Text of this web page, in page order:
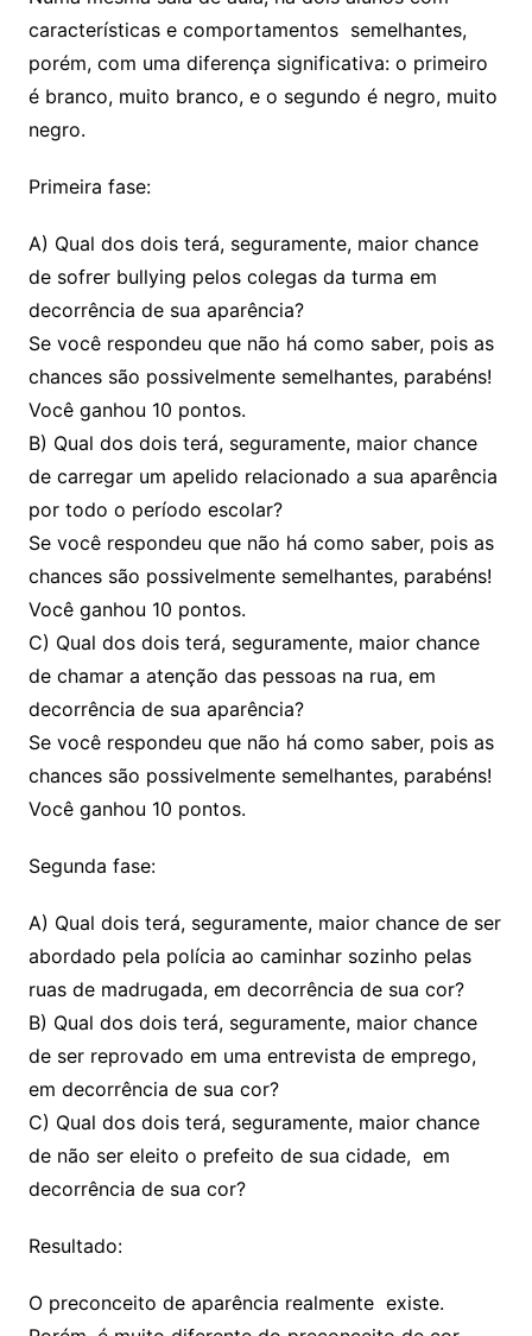
características e comportamentos semelhantes,
porém, com uma diferença significativa: o primeiro
é branco, muito branco, e o segundo é negro, muito
negro.
Primeira fase:
A) Qual dos dois terá, seguramente, maior chance
de sofrer bullying pelos colegas da turma em
decorrência de sua aparência?
Se você respondeu que não há como saber, pois as
chances são possivelmente semelhantes, parabéns!
Você ganhou 10 pontos.
B) Qual dos dois terá, seguramente, maior chance
de carregar um apelido relacionado a sua aparência
por todo o período escolar?
Se você respondeu que não há como saber, pois as
chances são possivelmente semelhantes, parabéns!
Você ganhou 10 pontos.
C) Qual dos dois terá, seguramente, maior chance
de chamar a atenção das pessoas na rua, em
decorrência de sua aparência?
Se você respondeu que não há como saber, pois as
chances são possivelmente semelhantes, parabéns!
Você ganhou 10 pontos.
Segunda fase:
A) Qual dois terá, seguramente, maior chance de ser
abordado pela polícia ao caminhar sozinho pelas
ruas de madrugada, em decorrência de sua cor?
B) Qual dos dois terá, seguramente, maior chance
de ser reprovado em uma entrevista de emprego,
em decorrência de sua cor?
C) Qual dos dois terá, seguramente, maior chance
de não ser eleito o prefeito de sua cidade, em
decorrência de sua cor?
Resultado:
O preconceito de aparência realmente existe.